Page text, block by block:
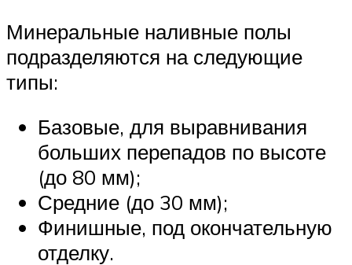
Минеральные наливные полы
подразделяются на следующие
типы:
Базовые, для выравнивания
больших перепадов по высоте
(до 80 мм);
Средние (до 30 мм);
Финишные, под окончательную
отделку.